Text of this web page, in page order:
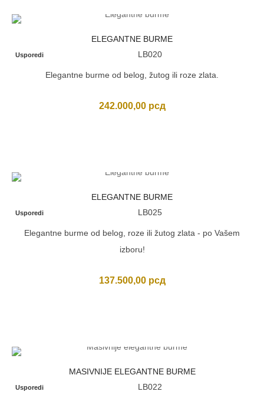
ELEGANTNE BURME
Usporedi LB020
Elegantne burme od belog, žutog ili roze zlata.
242.000,00 рсд
ELEGANTNE BURME
Usporedi LB025
Elegantne burme od belog, roze ili žutog zlata - po Vašem
izboru!
137.500,00 рсд
MASIVNIJE ELEGANTNE BURME
Usporedi LB022